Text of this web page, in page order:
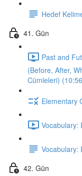
Hedef
41. Gün
Past and
(Before, After,
Cümleleri)
Elementary
Vocabulary:
Vocabulary:
42. Gün